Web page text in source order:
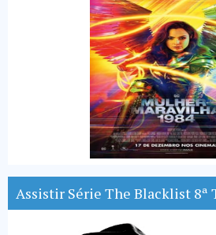
Assistir Série The Blacklist 8ª